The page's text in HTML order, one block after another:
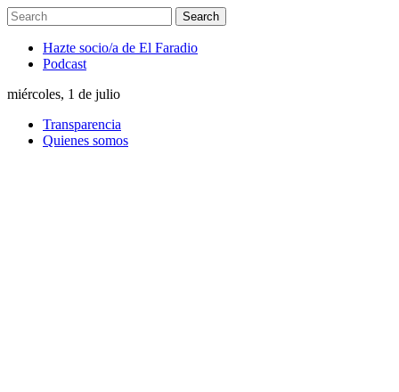
Hazte socio/a de El Faradio
Podcast
miércoles, 1 de julio
Transparencia
Quienes somos